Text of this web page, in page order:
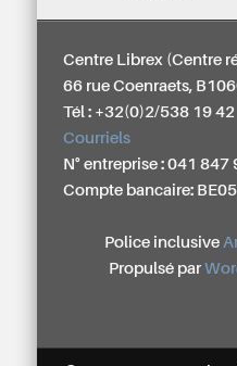
Centre Librex (Centre
66 rue Coenraets,
Tél : +32(0)2/538 19 42
Courriels
N° entreprise : 041 847
Compte bancaire:
Police inclusive
Propulsé par